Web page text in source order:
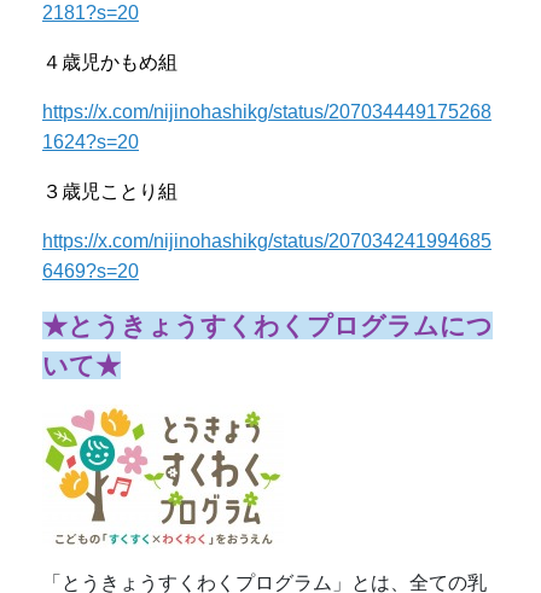
2181?s=20
４歳児かもめ組
https://x.com/nijinohashikg/status/207034449175268
1624?s=20
３歳児ことり組
https://x.com/nijinohashikg/status/207034241994685
6469?s=20
★とうきょうすくわくプログラムにつ
いて★
「とうきょうすくわくプログラム」とは、全ての乳